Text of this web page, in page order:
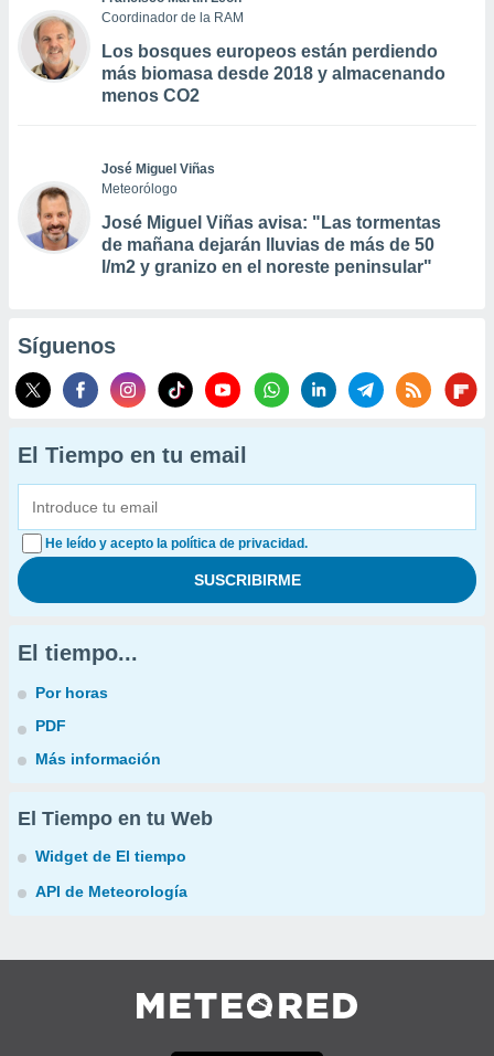
Coordinador de la RAM
Los bosques europeos están perdiendo
más biomasa desde 2018 y almacenando
menos CO2
José Miguel Viñas
Meteorólogo
José Miguel Viñas avisa: "Las tormentas
de mañana dejarán lluvias de más de 50
l/m2 y granizo en el noreste peninsular"
Síguenos
El Tiempo en tu email
He leído y acepto la política de privacidad.
El tiempo...
Por horas
PDF
Más información
El Tiempo en tu Web
Widget de El tiempo
API de Meteorología